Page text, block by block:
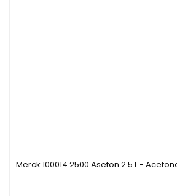
Merck 100014.2500 Aseton 2.5 L -